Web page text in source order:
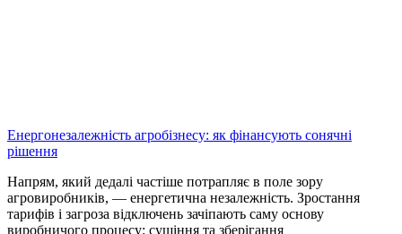
Енергонезалежність агробізнесу: як фінансують сонячні
рішення
Напрям, який дедалі частіше потрапляє в поле зору
агровиробників, — енергетична незалежність. Зростання
тарифів і загроза відключень зачіпають саму основу
виробничого процесу: сушіння та зберігання